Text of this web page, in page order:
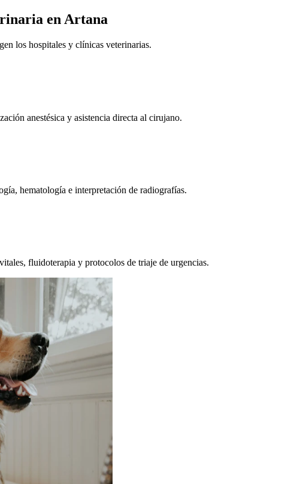
en Artana
los hospitales y clínicas veterinarias.
anestésica y asistencia directa al cirujano.
hematología e interpretación de radiografías.
fluidoterapia y protocolos de triaje de urgencias.